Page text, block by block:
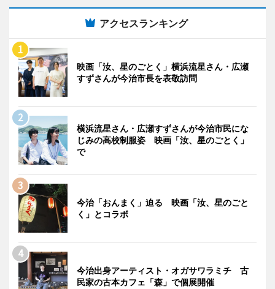
アクセスランキング
映画「汝、星のごとく」横浜流星さん・広瀬
すずさんが今治市長を表敬訪問
横浜流星さん・広瀬すずさんが今治市民にな
じみの高校制服姿 映画「汝、星のごとく」
で
今治「おんまく」迫る 映画「汝、星のごと
く」とコラボ
今治出身アーティスト・オガサワラミチ 古
民家の古本カフェ「森」で個展開催